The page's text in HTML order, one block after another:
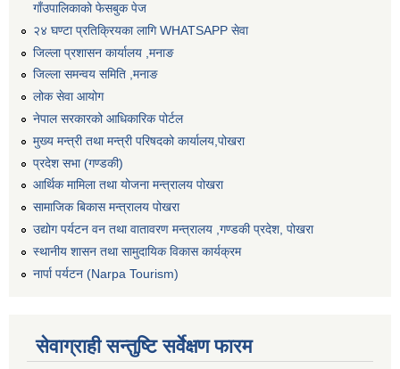
गाँउपालिकाको फेसबुक पेज
२४ घण्टा प्रतिक्रियका लागि WHATSAPP सेवा
जिल्ला प्रशासन कार्यालय ,मनाङ
जिल्ला समन्वय समिति ,मनाङ
लोक सेवा आयोग
नेपाल सरकारको आधिकारिक पोर्टल
मुख्य मन्त्री तथा मन्त्री परिषदको कार्यालय,पोखरा
प्रदेश सभा (गण्डकी)
आर्थिक मामिला तथा योजना मन्त्रालय पोखरा
सामाजिक बिकास मन्त्रालय पोखरा
उद्योग पर्यटन वन तथा वातावरण मन्त्रालय ,गण्डकी प्रदेश, पोखरा
स्थानीय शासन तथा सामुदायिक विकास कार्यक्रम
नार्पा पर्यटन (Narpa Tourism)
सेवाग्राही सन्तुष्टि सर्वेक्षण फारम